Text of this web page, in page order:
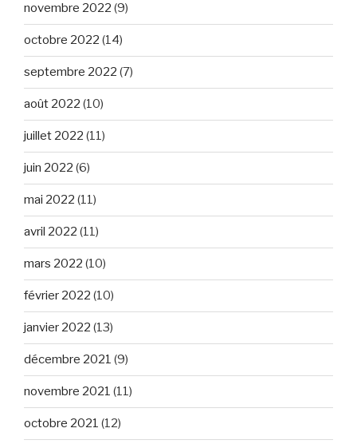
novembre 2022 (9)
octobre 2022 (14)
septembre 2022 (7)
août 2022 (10)
juillet 2022 (11)
juin 2022 (6)
mai 2022 (11)
avril 2022 (11)
mars 2022 (10)
février 2022 (10)
janvier 2022 (13)
décembre 2021 (9)
novembre 2021 (11)
octobre 2021 (12)